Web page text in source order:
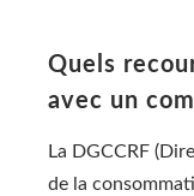
Quels
avec un
La DGCCRF
de la